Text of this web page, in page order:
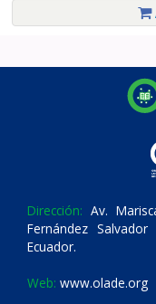
Dirección: Av.
Fernández
Ecuador.
Web: www.olade.org